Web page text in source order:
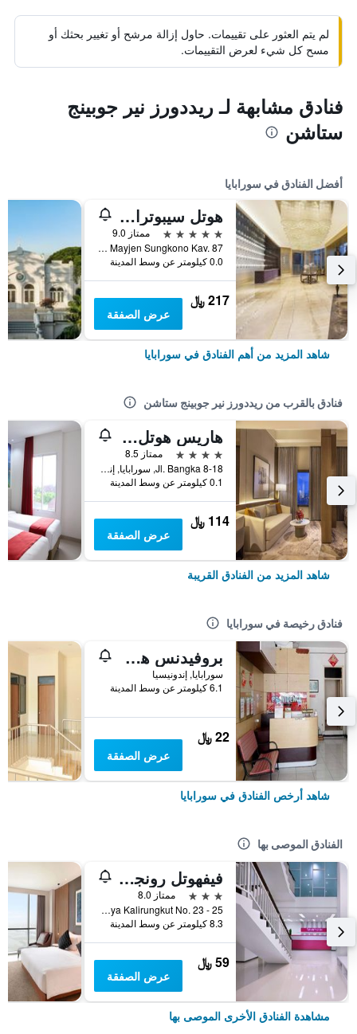
لم يتم العثور على تقييمات. حاول إزالة مرشح أو تغيير بحثك أو
مسح كل شيء لعرض التقييمات.
فنادق مشابهة لـ ريددورز نير جوبينج
ستاشن
أفضل الفنادق في سورابايا
هوتل سيبوترا وورلد سورابايا مانيجد باي سويس بلهوتل إنترناشونال
5 نجوم
ممتاز 9.0
Jl. Mayjen Sungkono Kav. 87, سورابايا, إندونيسيا
0.0 كيلومتر عن وسط المدينة
217 ﷼
عرض الصفقة
شاهد المزيد من أهم الفنادق في سورابايا
فنادق بالقرب من ريددورز نير جوبينج ستاشن
هاريس هوتل آند كونفينشنز جوبينج سورابايا
4 نجوم
ممتاز 8.5
Jl. Bangka 8-18, سورابايا, إندونيسيا
0.1 كيلومتر عن وسط المدينة
114 ﷼
عرض الصفقة
شاهد المزيد من الفنادق القريبة
فنادق رخيصة في سورابايا
بروفيدنس هوم ستاي
سورابايا, إندونيسيا
6.1 كيلومتر عن وسط المدينة
22 ﷼
عرض الصفقة
شاهد أرخص الفنادق في سورابايا
الفنادق الموصى بها
فيفهوتل رونجكت سورابايا
3 نجوم
ممتاز 8.0
Jl. Raya Kalirungkut No. 23 - 25, سورابايا, إندونيسيا
8.3 كيلومتر عن وسط المدينة
59 ﷼
عرض الصفقة
مشاهدة الفنادق الأخرى الموصى بها